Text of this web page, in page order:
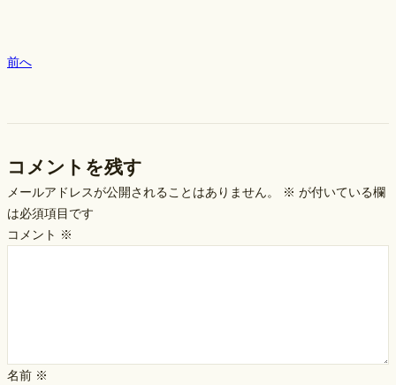
前へ
コメントを残す
メールアドレスが公開されることはありません。 ※ が付いている欄
は必須項目です
コメント ※
名前 ※